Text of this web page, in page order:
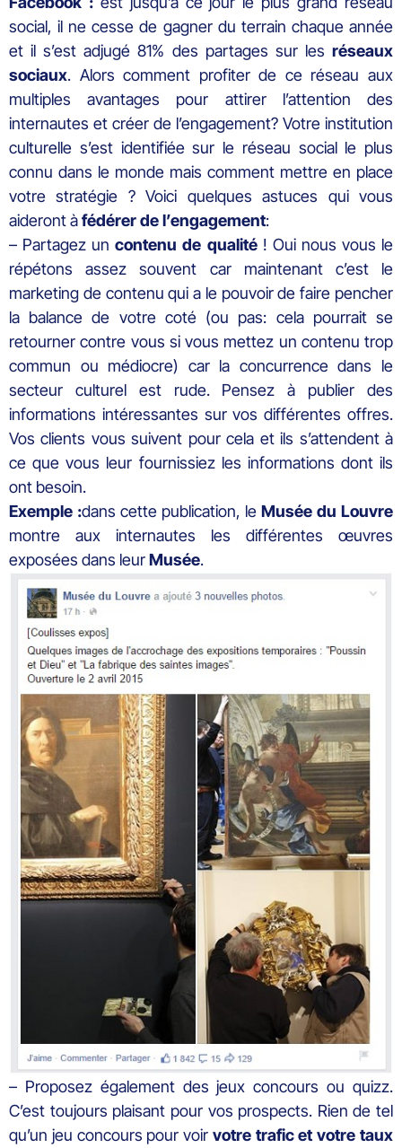
social, il ne cesse de gagner du terrain chaque année
et il s’est adjugé 81% des partages sur les réseaux
sociaux. Alors comment profiter de ce réseau aux
multiples avantages pour attirer l’attention des
internautes et créer de l’engagement? Votre institution
culturelle s’est identifiée sur le réseau social le plus
connu dans le monde mais comment mettre en place
votre stratégie ? Voici quelques astuces qui vous
aideront àfédérer de l’engagement:
– Partagez uncontenu de qualité! Oui nous vous le
répétons assez souvent car maintenant c’est le
marketing de contenu qui a le pouvoir de faire pencher
la balance de votre coté (ou pas: cela pourrait se
retourner contre vous si vous mettez un contenu trop
commun ou médiocre) car la concurrence dans le
secteur culturel est rude. Pensez à publier des
informations intéressantes sur vos différentes offres.
Vos clients vous suivent pour cela et ils s’attendent à
ce que vous leur fournissiez les informations dont ils
ont besoin.
Exemple :dans cette publication, le Musée du Louvre
montre aux internautes les différentes œuvres
exposées dans leurMusée.
– Proposez également des jeux concours ou quizz.
C’est toujours plaisant pour vos prospects. Rien de tel
qu’un jeu concours pour voir votre trafic et votre taux